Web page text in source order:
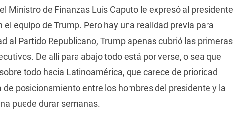
Ministro de Finanzas Luis Caputo le expresó al presidente
el equipo de Trump. Pero hay una realidad previa para
al Partido Republicano, Trump apenas cubrió las primeras
De allí para abajo todo está por verse, o sea que
todo hacia Latinoamérica, que carece de prioridad
de posicionamiento entre los hombres del presidente y la
puede durar semanas.